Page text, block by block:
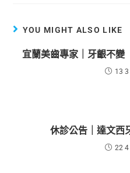
YOU MIGHT ALSO LIKE
宜蘭美齒專家｜牙齦不變
13
休診公告｜達文西
22 4